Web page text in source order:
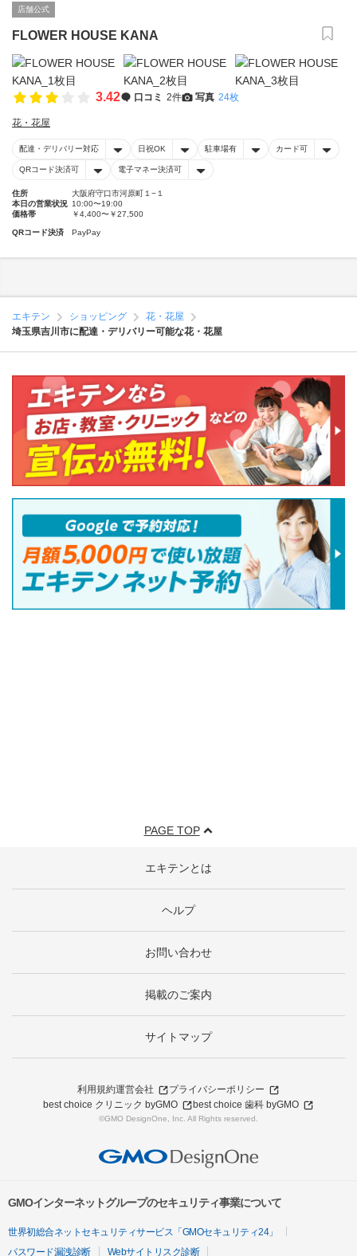
店舗公式
FLOWER HOUSE KANA
3.42 口コミ 2件 写真 24枚
花・花屋
配達・デリバリー対応 日祝OK 駐車場有 カード可
QRコード決済可 電子マネー決済可
住所
大阪府守口市河原町１−１
本日の営業状況 10:00〜19:00
価格帯
￥4,400〜￥27,500
QRコード決済 PayPay
エキテン ショッピング
花・花屋
埼玉県吉川市に配達・デリバリー可能な花・花屋
PAGE TOP
エキテンとは
ヘルプ
お問い合わせ
掲載のご案内
サイトマップ
利用規約運営会社
プライバシーポリシー
best choice クリニック byGMO
best choice 歯科 byGMO
©GMO DesignOne, Inc. All Rights reserved.
GMOインターネットグループのセキュリティ事業について
世界初総合ネットセキュリティサービス「GMOセキュリティ24」
パスワード漏洩診断
Webサイトリスク診断